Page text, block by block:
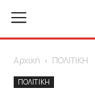
Αρχική ΠΟΛΙΤΙΚΗ
ΠΟΛΙΤΙΚΗ